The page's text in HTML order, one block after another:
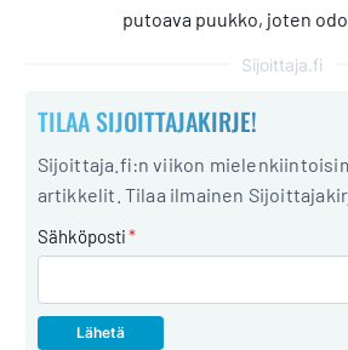
putoava puukko, joten
Sijoittaja.fi
TILAA SIJOITTAJAKIRJE!
Sijoittaja.fi:n viikon
artikkelit. Tilaa ilmainen
Sähköposti*